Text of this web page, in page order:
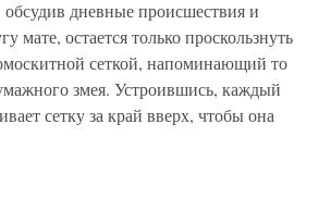
дневные происшествия и
мате, остается только проскользнуть
сеткой, напоминающий то
змея. Устроившись, каждый
сетку за край вверх, чтобы она